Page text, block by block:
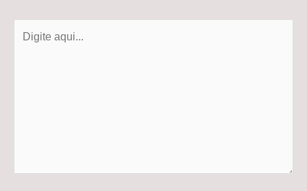
aqui...